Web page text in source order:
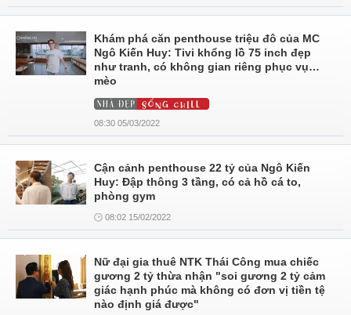
Khám phá căn penthouse triệu đô của MC
Ngô Kiến Huy: Tivi khổng lồ 75 inch đẹp
như tranh, có không gian riêng phục vụ…
mèo
08:30 05/03/2022
Cận cảnh penthouse 22 tỷ của Ngô Kiến
Huy: Đập thông 3 tầng, có cả hồ cá to,
phòng gym
08:02 15/02/2022
Nữ đại gia thuê NTK Thái Công mua chiếc
gương 2 tỷ thừa nhận "soi gương 2 tỷ cảm
giác hạnh phúc mà không có đơn vị tiền tệ
nào định giá được"